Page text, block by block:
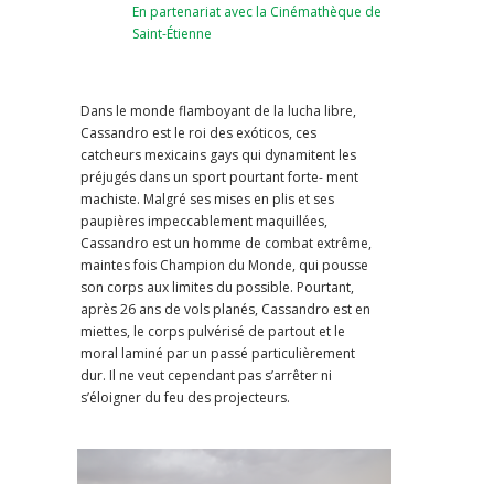
En partenariat avec la Cinémathèque de
Saint-Étienne
Dans le monde flamboyant de la lucha libre,
Cassandro est le roi des exóticos, ces
catcheurs mexicains gays qui dynamitent les
préjugés dans un sport pourtant forte- ment
machiste. Malgré ses mises en plis et ses
paupières impeccablement maquillées,
Cassandro est un homme de combat extrême,
maintes fois Champion du Monde, qui pousse
son corps aux limites du possible. Pourtant,
après 26 ans de vols planés, Cassandro est en
miettes, le corps pulvérisé de partout et le
moral laminé par un passé particulièrement
dur. Il ne veut cependant pas s’arrêter ni
s’éloigner du feu des projecteurs.